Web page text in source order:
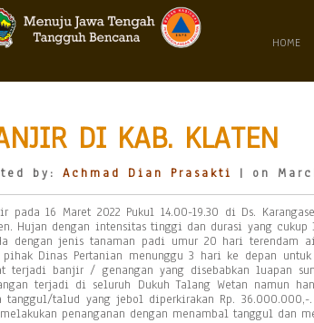
HOME
DI KAB. KLATEN
by: Achmad Dian Prasakti | on
pada 16 Maret 2022 Pukul 14.00-19.30 di Ds.
Hujan dengan intensitas tinggi dan durasi yang cukup
dengan jenis tanaman padi umur 20 hari terendam
Dinas Pertanian menunggu 3 hari ke depan
terjadi banjir / genangan yang disebabkan luapan
terjadi di seluruh Dukuh Talang Wetan namun
tanggul/talud yang jebol diperkirakan Rp.
penanganan dengan menambal tanggul dan